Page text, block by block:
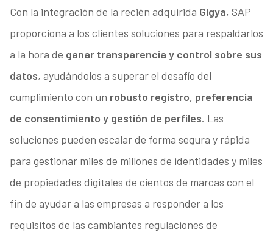
Con la integración de la recién adquirida Gigya, SAP
proporciona a los clientes soluciones para respaldarlos
a la hora de ganar transparencia y control sobre sus
datos, ayudándolos a superar el desafío del
cumplimiento con un robusto registro, preferencia
de consentimiento y gestión de perfiles. Las
soluciones pueden escalar de forma segura y rápida
para gestionar miles de millones de identidades y miles
de propiedades digitales de cientos de marcas con el
fin de ayudar a las empresas a responder a los
requisitos de las cambiantes regulaciones de